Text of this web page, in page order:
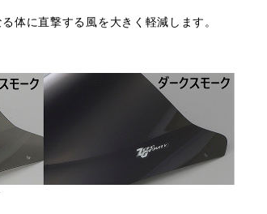
体に直撃する風を大きく軽減します。